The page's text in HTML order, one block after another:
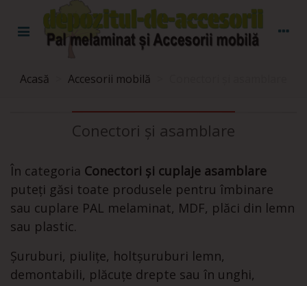
Acasă Accesorii mobilă
Conectori și asamblare
În categoria Conectori și cuplaje asamblare
puteți găsi toate produsele pentru îmbinare
sau cuplare PAL melaminat, MDF, plăci din lemn
sau plastic.
Șuruburi, piulițe, holtșuruburi lemn,
demontabili, plăcuțe drepte sau în unghi,